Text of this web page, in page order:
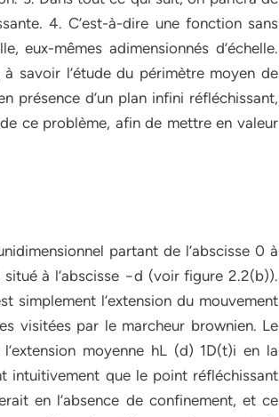
4. C’est-à-dire une fonction sans
eux-mêmes adimensionnés d’échelle.
savoir l’étude du périmètre moyen de
présence d’un plan infini réfléchissant,
ce problème, afin de mettre en valeur
partant de l’abscisse 0 à
à l’abscisse −d (voir figure 2.2(b)).
simplement l’extension du mouvement
visitées par le marcheur brownien. Le
moyenne hL (d) 1D(t)i en la
intuitivement que le point réfléchissant
en l’absence de confinement, et ce